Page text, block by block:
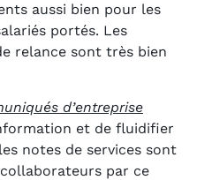
aussi bien pour les
portés. Les
relance sont très bien
d’entreprise
et de fluidifier
notes de services sont
collaborateurs par ce